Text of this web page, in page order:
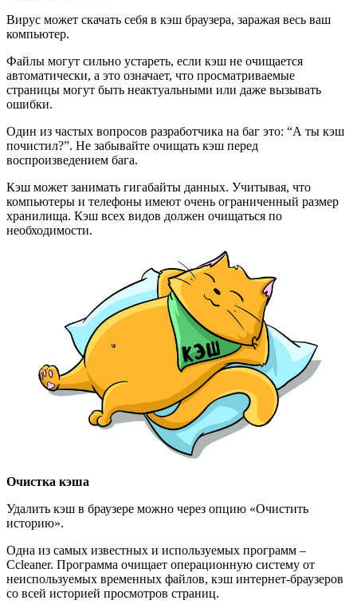
Вирус может скачать себя в кэш браузера, заражая весь ваш
компьютер.
Файлы могут сильно устареть, если кэш не очищается
автоматически, а это означает, что просматриваемые
страницы могут быть неактуальными или даже вызывать
ошибки.
Один из частых вопросов разработчика на баг это: “А ты кэш
почистил?”. Не забывайте очищать кэш перед
воспроизведением бага.
Кэш может занимать гигабайты данных. Учитывая, что
компьютеры и телефоны имеют очень ограниченный размер
хранилища. Кэш всех видов должен очищаться по
необходимости.
Очистка кэша
Удалить кэш в браузере можно через опцию «Очистить
историю».
Одна из самых известных и используемых программ –
Ccleaner. Программа очищает операционную систему от
неиспользуемых временных файлов, кэш интернет-браузеров
со всей историей просмотров страниц.